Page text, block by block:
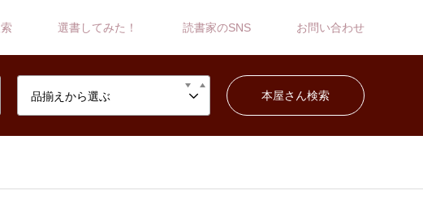
選書してみた！ 読書家のSNS お問い合わせ
品揃えから選ぶ